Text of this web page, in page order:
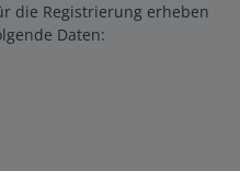
die Registrierung erheben
Daten: